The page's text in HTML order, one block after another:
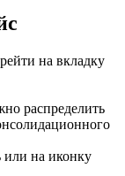
на вкладку
распределить
или на иконку